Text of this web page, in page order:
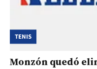
TENIS
Monzón quedó